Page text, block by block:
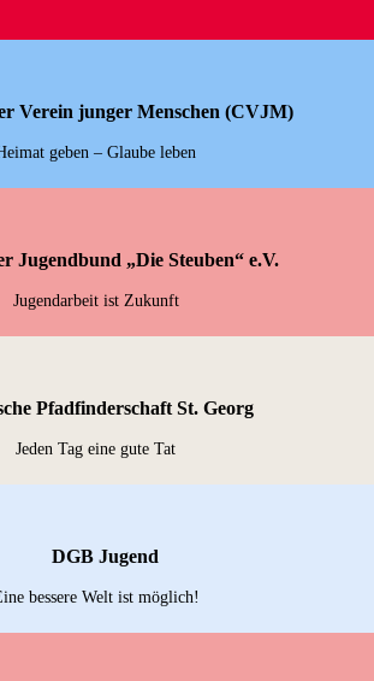
Verein junger Menschen (CVJM)
geben – Glaube leben
Jugendbund „Die Steuben“ e.V.
Jugendarbeit ist Zukunft
Pfadfinderschaft St. Georg
Jeden Tag eine gute Tat
DGB Jugend
bessere Welt ist möglich!